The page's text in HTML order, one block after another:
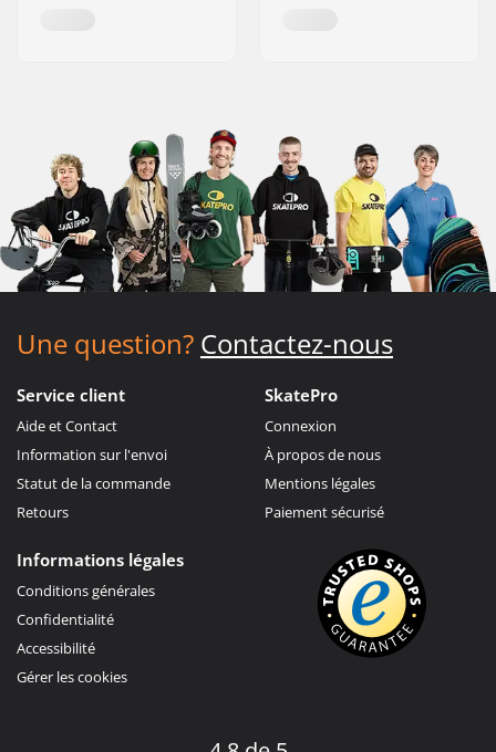
Une question? Contactez-nous
Service client
Aide et Contact
Information sur l'envoi
Statut de la commande
Retours
SkatePro
Connexion
À propos de nous
Mentions légales
Paiement sécurisé
Informations légales
Conditions générales
Confidentialité
Accessibilité
Gérer les cookies